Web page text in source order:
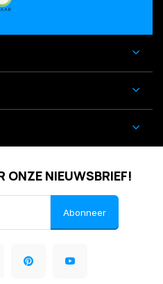
ONZE NIEUWSBRIEF!
Abonneer